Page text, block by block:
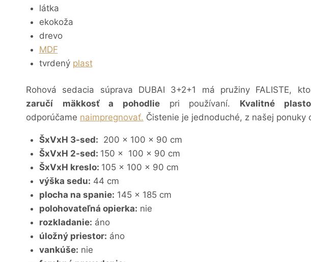
látka
ekokoža
drevo
MDF
tvrdený plast
Rohová sedacia súprava DUBAI 3+2+1 má pružiny FALISTE,
zaručí
mäkkosť a pohodlie pri používaní. Kvalitné
odporúčame naimpregnovať. Čistenie je jednoduché, z našej ponuky
ŠxVxH 3-sed: 200 x 100 x 90 cm
ŠxVxH 2-sed: 150 x 100 x 90 cm
ŠxVxH kreslo: 105 x 100 x 90 cm
výška sedu: 44 cm
plocha na spanie: 145 x 185 cm
polohovateľná opierka: nie
rozkladanie: áno
úložný priestor: áno
vankúše: nie